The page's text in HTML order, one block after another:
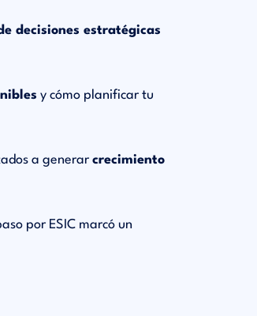
decisiones estratégicas
y cómo planificar tu
a generar crecimiento
por ESIC marcó un